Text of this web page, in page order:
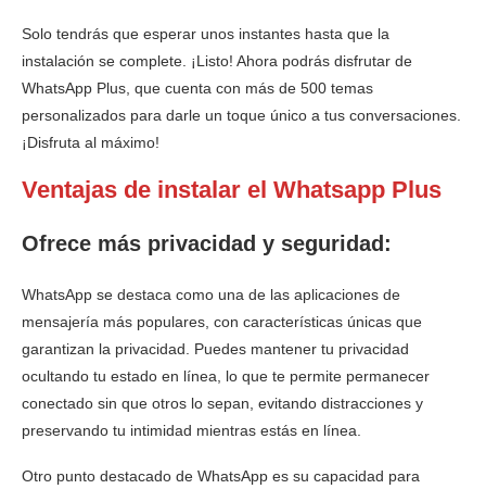
Solo tendrás que esperar unos instantes hasta que la
instalación se complete. ¡Listo! Ahora podrás disfrutar de
WhatsApp Plus, que cuenta con más de 500 temas
personalizados para darle un toque único a tus conversaciones.
¡Disfruta al máximo!
Ventajas de instalar el Whatsapp Plus
Ofrece más privacidad y seguridad:
WhatsApp se destaca como una de las aplicaciones de
mensajería más populares, con características únicas que
garantizan la privacidad. Puedes mantener tu privacidad
ocultando tu estado en línea, lo que te permite permanecer
conectado sin que otros lo sepan, evitando distracciones y
preservando tu intimidad mientras estás en línea.
Otro punto destacado de WhatsApp es su capacidad para